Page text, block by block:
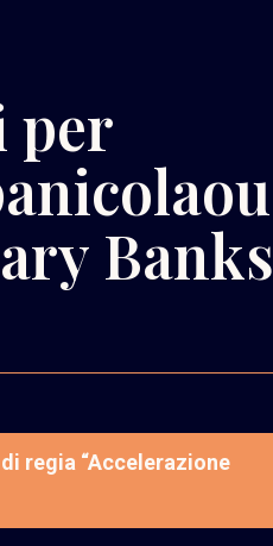
per
Banks
regia “Accelerazione